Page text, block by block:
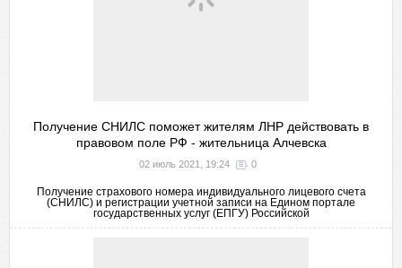
Получение СНИЛС поможет жителям ЛНР действовать в
правовом поле РФ - жительница Алчевска
02 июль 2021, 19:24 0
Получение страхового номера индивидуального лицевого счета
(СНИЛС) и регистрации учетной записи на Едином портале
государственных услуг (ЕПГУ) Российской